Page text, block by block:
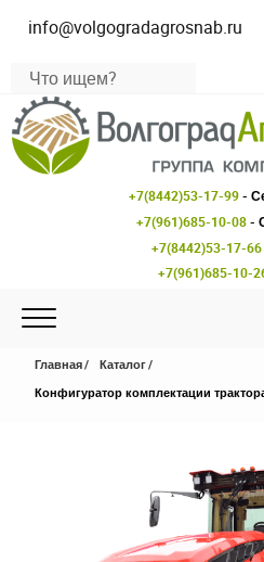
info@volgogradagrosnab.ru
+7(8442)53-17-99-
+7(961)685-10-08-
+7(8442)53-17-66
+7(961)685-10-
Главная
Каталог
Конфигуратор комплектации